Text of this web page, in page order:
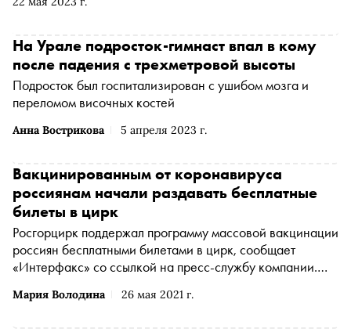
Продолжая проект «Азбука российской культуры» ,
Анна Вострикова 5 апреля 2023 г.
На Урале подросток-гимнаст впал в кому
после падения с трехметровой высоты
Подросток был госпитализирован с ушибом мозга и
переломом височных костей
Мария Володина 26 мая 2021 г.
Вакцинированным от коронавируса
россиянам начали раздавать бесплатные
билеты в цирк
Росгорцирк поддержал программу массовой вакцинации
россиян бесплатными билетами в цирк, сообщает
«Интерфакс» со ссылкой на пресс-службу компании.